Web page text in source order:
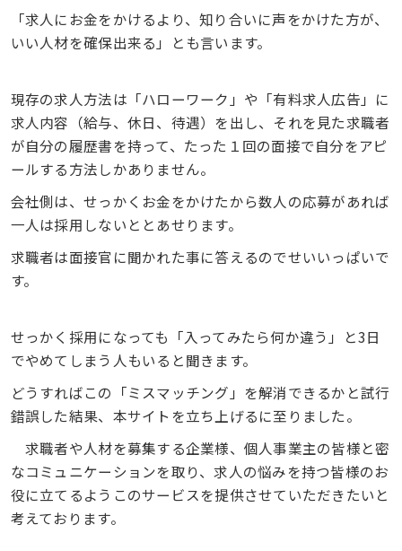
「求人にお金をかけるより、知り合いに声をかけた方が、
いい人材を確保出来る」とも言います。
現存の求人方法は「ハローワーク」や「有料求人広告」に
求人内容（給与、休日、待遇）を出し、それを見た求職者
が自分の履歴書を持って、たった１回の面接で自分をアピ
ールする方法しかありません。
会社側は、せっかくお金をかけたから数人の応募があれば
一人は採用しないととあせります。
求職者は面接官に聞かれた事に答えるのでせいいっぱいで
す。
せっかく採用になっても「入ってみたら何か違う」と3日
でやめてしまう人もいると聞きます。
どうすればこの「ミスマッチング」を解消できるかと試行
錯誤した結果、本サイトを立ち上げるに至りました。
求職者や人材を募集する企業様、個人事業主の皆様と密
なコミュニケーションを取り、求人の悩みを持つ皆様のお
役に立てるようこのサービスを提供させていただきたいと
考えております。